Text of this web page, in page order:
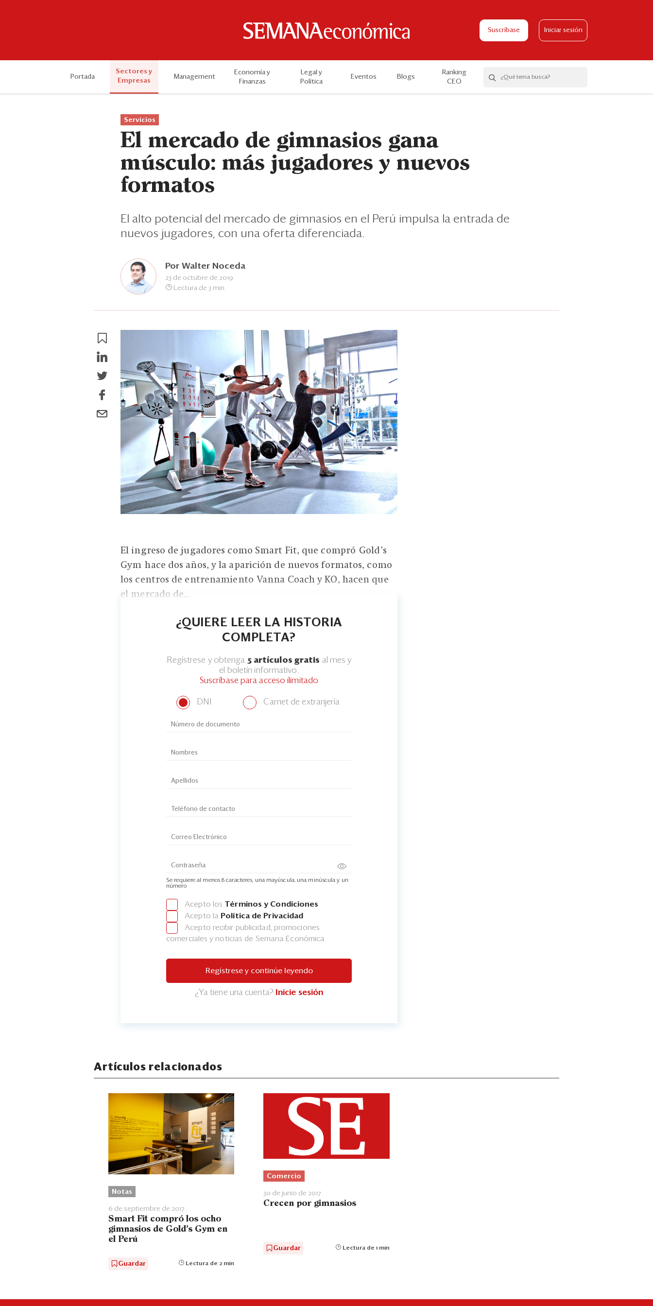
Suscríbase Iniciar sesión
Portada
Sectores y
Empresas
Management
Economía y
Finanzas
Legal y
Política
Eventos Blogs
Ranking
CEO
Servicios
El mercado de gimnasios gana
músculo: más jugadores y nuevos
formatos
El alto potencial del mercado de gimnasios en el Perú impulsa la entrada de
nuevos jugadores, con una oferta diferenciada.
Por Walter Noceda
23 de octubre de 2019
Lectura de 3 min
El ingreso de jugadores como Smart Fit, que compró Gold’s
Gym hace dos años, y la aparición de nuevos formatos, como
los centros de entrenamiento Vanna Coach y KO, hacen que
el mercado de...
¿QUIERE LEER LA HISTORIA
COMPLETA?
Regístrese y obtenga 5 artículos gratis al mes y
el boletín informativo.
Suscríbase para acceso ilimitado
DNI Carnet de extranjería
Se requiere al menos 8 caracteres, una mayúscula, una minúscula y un
número
Acepto los Términos y Condiciones
Acepto la Política de Privacidad
Acepto recibir publicidad, promociones
comerciales y noticias de Semana Económica
Regístrese y continúe leyendo
¿Ya tiene una cuenta? Inicie sesión
Artículos relacionados
Notas
6 de septiembre de 2017
Smart Fit compró los ocho
gimnasios de Gold’s Gym en
el Perú
Guardar Lectura de 2 min
Comercio
30 de junio de 2017
Crecen por gimnasios
Guardar Lectura de 1 min